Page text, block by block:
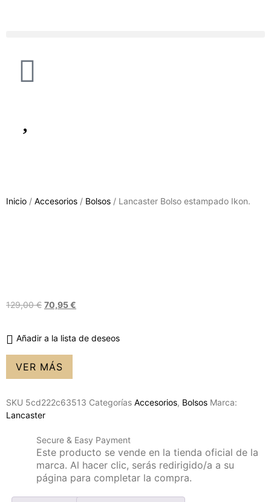
Inicio / Accesorios / Bolsos / Lancaster Bolso estampado Ikon.
129,00€ 70,95€
Añadir a la lista de deseos
VER MÁS
SKU 5cd222c63513 Categorías Accesorios, Bolsos Marca:
Lancaster
Secure & Easy Payment
Este producto se vende en la tienda oficial de la
marca. Al hacer clic, serás redirigido/a a su
página para completar la compra.